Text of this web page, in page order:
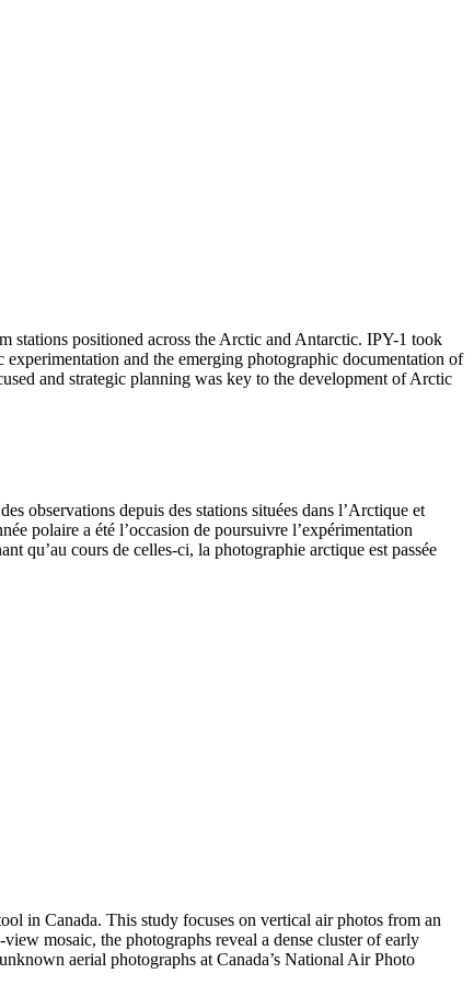
stations positioned across the Arctic and Antarctic. IPY-1 took
and the emerging photographic documentation of
and strategic planning was key to the development of Arctic
observations depuis des stations situées dans l’Arctique et
polaire a été l’occasion de poursuivre l’expérimentation
qu’au cours de celles-ci, la photographie arctique est passée
in Canada. This study focuses on vertical air photos from an
mosaic, the photographs reveal a dense cluster of early
aerial photographs at Canada’s National Air Photo